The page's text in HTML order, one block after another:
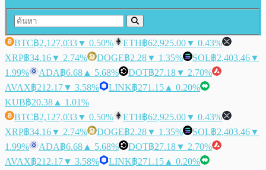
BTC฿2,127,033▼ 0.50% ETH฿62,925.00▼ 0.43%
XRP฿34.16▼ 2.74% DOGE฿2.28▼ 1.35% SOL฿2,403.46▼
1.99%
ADA฿6.68 ▲ 5.68% DOT฿27.18▼ 2.70%
AVAX฿212.17▼ 3.58% LINK฿271.15 ▲ 0.20%
KUB฿20.38 ▲ 1.01%
BTC฿2,127,033▼ 0.50% ETH฿62,925.00▼ 0.43%
XRP฿34.16▼ 2.74% DOGE฿2.28▼ 1.35% SOL฿2,403.46▼
1.99%
ADA฿6.68 ▲ 5.68% DOT฿27.18▼ 2.70%
AVAX฿212.17▼ 3.58% LINK฿271.15 ▲ 0.20%